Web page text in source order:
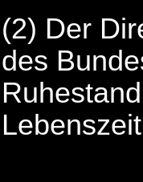
(2) Der
des